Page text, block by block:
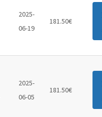
2025-
06-19
181.50€
2025-
06-05
181.50€